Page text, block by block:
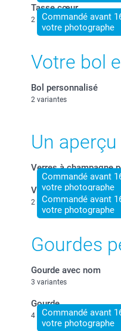
Commandé avant
votre photographe
Tasse cœur
2 variantes
Votre bol
Bol personnalisé
2 variantes
Un
Commandé avant
votre photographe
Verres à champagne
Commandé avant
votre photographe
Verres à bière
2 variantes
Gourdes
Gourde avec nom
3 variantes
Commandé avant
votre photographe
Gourde
4 variantes